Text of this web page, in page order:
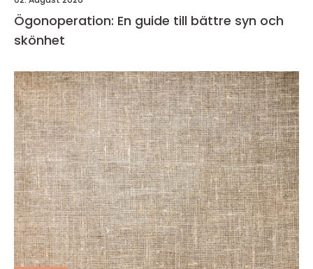
Ögonoperation: En guide till bättre syn och
skönhet